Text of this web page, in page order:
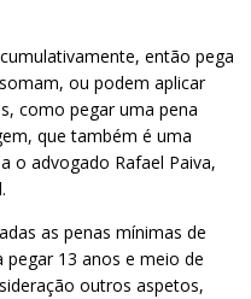
então pega
ou podem aplicar
como pegar uma pena
que também é uma
o advogado Rafael Paiva,
as penas mínimas de
13 anos e meio de
outros aspetos,